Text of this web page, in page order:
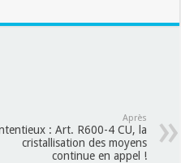
Après
: Art. R600-4 CU, la
cristallisation des moyens
continue en appel !